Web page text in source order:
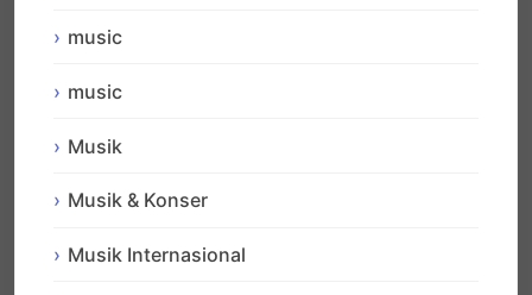
music
music
Musik
Musik & Konser
Musik Internasional